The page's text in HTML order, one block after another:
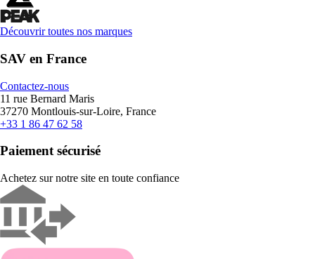
Découvrir toutes nos marques
SAV en France
Contactez-nous
11 rue Bernard Maris
37270 Montlouis-sur-Loire, France
+33 1 86 47 62 58
Paiement sécurisé
Achetez sur notre site en toute confiance